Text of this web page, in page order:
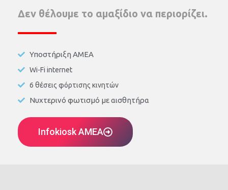
Δεν θέλουμε το αμαξίδιο να περιορίζει.
Υποστήριξη ΑΜΕΑ
Wi-Fi internet
6 θέσεις φόρτισης κινητών
Νυχτερινό φωτισμό με αισθητήρα
Infokiosk AMEA